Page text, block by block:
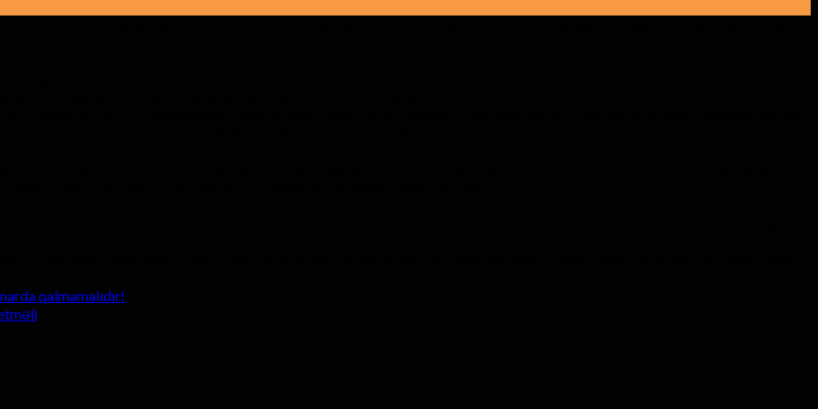
ənənəvi nümayiş üsullarını tədricən öz unikal üstünlükləri ilə əvəz edir. Canlı yayım otağında LED displey ekranlarının altı şok
rənglər və aydın vizual effektlər təqdim edə bilər. İstər parlaq mühitlərdə, istərsə də zəif işıqlandırmada, LED displeylər yaxşı
olmayaraq canlı məzmunu aydın şəkildə izləmələrini təmin etmək.
müqayisədə, LED texnologiyası daha az enerji sərfiyyatına malikdir. Canlı yayımda, bu o deməkdir ki, təkcə elektrik enerjisi
cəmiyyətin yaşıl ətraf mühitin mühafizəsi axtarışına uyğundur.
görə fərdiləşdirilə bilər, və çevik birləşdirmə texnologiyası müxtəlif planlara nail ola bilər, canlı yayım səhnələrinin qurulmasını və
istərsə də kiçik miqyaslı müsahibə, LED displeyləri asanlıqla idarə edə bilər.
displeylərdən xeyli yüksəkdir. Bu uzun istifadə dövrü o deməkdir ki, istifadəçilər daha uzun müddət ərzində avadanlığı tez-
canlı yayım üçün əvəzsiz alətə çevrilib., enerjiyə qənaət və ekoloji cəhətdən təmiz xüsusiyyətlər, çevik konfiqurasiya, uzun
qalmamalıdır!